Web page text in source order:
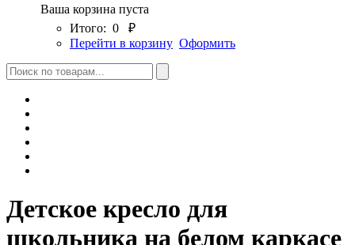
Ваша корзина пуста
Итого: 0
₽
Перейти в корзину Оформить
Детское кресло для
школьника на белом каркасе